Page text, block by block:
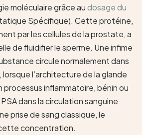
moléculaire grâce audosage du
Spécifique). Cette protéine,
par les cellules de la prostate, a
de fluidifier le sperme. Une infime
circule normalement dans
l’architecture de la glande
inflammatoire, bénin ou
dans la circulation sanguine
prise de sang classique, le
concentration.